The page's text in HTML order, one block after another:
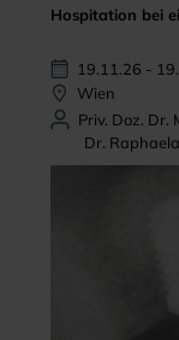
Hospitation bei
19.11.26 -
Wien
Priv. Doz. Dr.
Dr.